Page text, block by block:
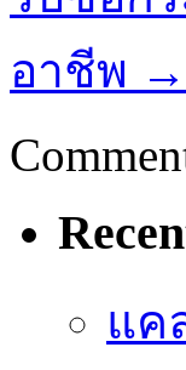
อาชีพ →
แค